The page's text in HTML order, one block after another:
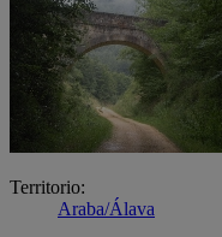
Territorio:
Araba/Álava